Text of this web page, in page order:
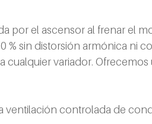
por el ascensor al frenar el
% sin distorsión armónica ni
variador.
ventilación controlada de